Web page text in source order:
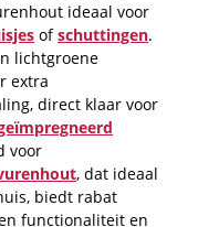
ideaal voor
ofschuttingen.
lichtgroene
extra
direct klaar voor
voor
, dat ideaal
biedt rabat
functionaliteit en